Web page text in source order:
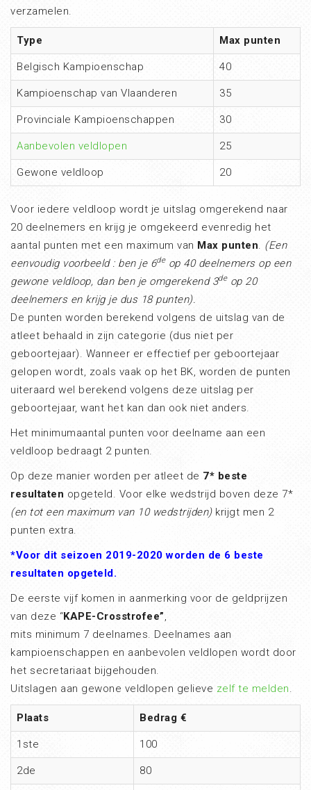
verzamelen.
Type Max punten
Belgisch Kampioenschap 40
Kampioenschap van Vlaanderen 35
Provinciale Kampioenschappen 30
Aanbevolen veldlopen 25
Gewone veldloop 20
Voor iedere veldloop wordt je uitslag omgerekend naar
20 deelnemers en krijg je omgekeerd evenredig het
aantal punten met een maximum van Max punten. (Een
eenvoudig voorbeeld : ben je 6deop 40 deelnemers op een
gewone veldloop, dan ben je omgerekend 3deop 20
deelnemers en krijg je dus 18 punten).
De punten worden berekend volgens de uitslag van de
atleet behaald in zijn categorie (dus niet per
geboortejaar). Wanneer er effectief per geboortejaar
gelopen wordt, zoals vaak op het BK, worden de punten
uiteraard wel berekend volgens deze uitslag per
geboortejaar, want het kan dan ook niet anders.
Het minimumaantal punten voor deelname aan een
veldloop bedraagt 2 punten.
Op deze manier worden per atleet de 7* beste
resultaten opgeteld. Voor elke wedstrijd boven deze 7*
(en tot een maximum van 10 wedstrijden)krijgt men 2
punten extra.
*Voor dit seizoen 2019-2020 worden de 6 beste
resultaten opgeteld.
De eerste vijf komen in aanmerking voor de geldprijzen
van deze “KAPE-Crosstrofee”,
mits minimum 7 deelnames. Deelnames aan
kampioenschappen en aanbevolen veldlopen wordt door
het secretariaat bijgehouden.
Uitslagen aan gewone veldlopen gelieve zelf te melden.
Plaats Bedrag €
1ste 100
2de 80